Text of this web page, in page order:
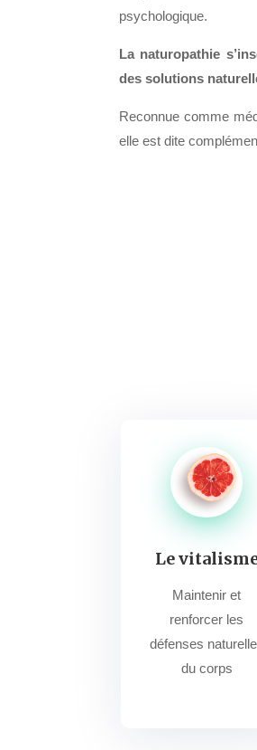
psychologique.
La naturopathie
des solutions
Reconnue comme
elle est dite
Le
Maintenir et
renforcer les
défenses
du corps